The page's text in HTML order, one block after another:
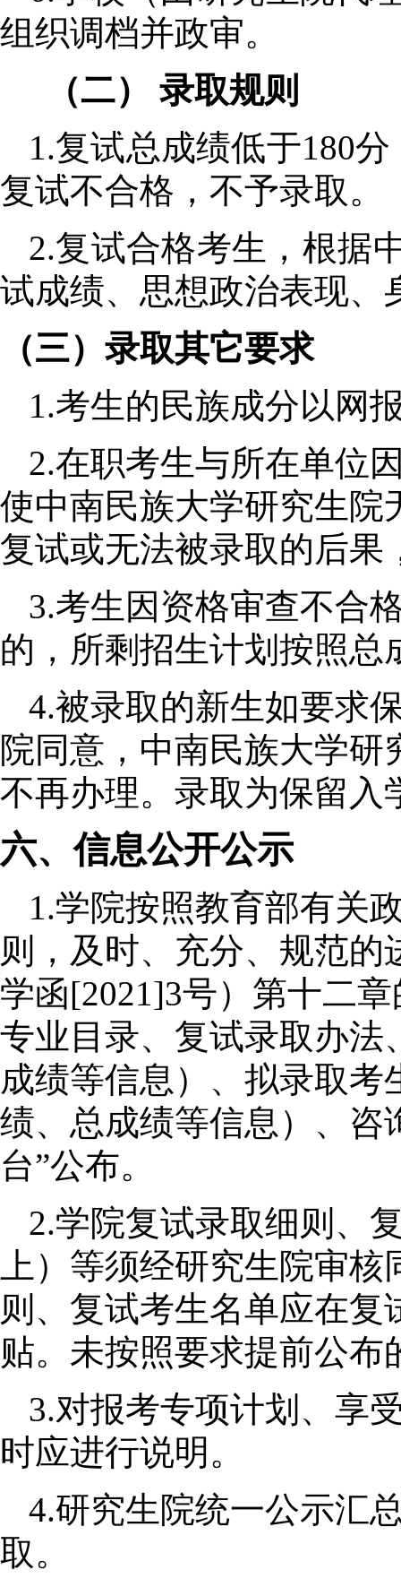
组织调档并政审。
（二） 录取规则
1.复试总成绩低于180分
复试不合格，不予录取。
2.复试合格考生，根据
试成绩、思想政治表现、
（三）录取其它要求
1.考生的民族成分以网
2.在职考生与所在单位
使中南民族大学研究生院
复试或无法被录取的后果
3.考生因资格审查不合
的，所剩招生计划按照总
4.被录取的新生如要求
院同意，中南民族大学
不再办理。录取为保留入
六、信息公开公示
1.学院按照教育部有关
则，及时、充分、规范
学函[2021]3号）第十二
专业目录、复试录取办法
成绩等信息）、拟录取
绩、总成绩等信息）、咨
台”公布。
2.学院复试录取细则、
上）等须经研究生院审
则、复试考生名单应在
贴。未按照要求提前公布
3.对报考专项计划、享
时应进行说明。
4.研究生院统一公示汇
取。